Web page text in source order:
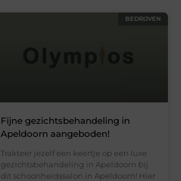
BEDRIJVEN
Fijne gezichtsbehandeling in
Apeldoorn aangeboden!
Trakteer jezelf een keertje op een luxe
gezichtsbehandeling in Apeldoorn bij
dit schoonheidssalon in Apeldoorn! Hier